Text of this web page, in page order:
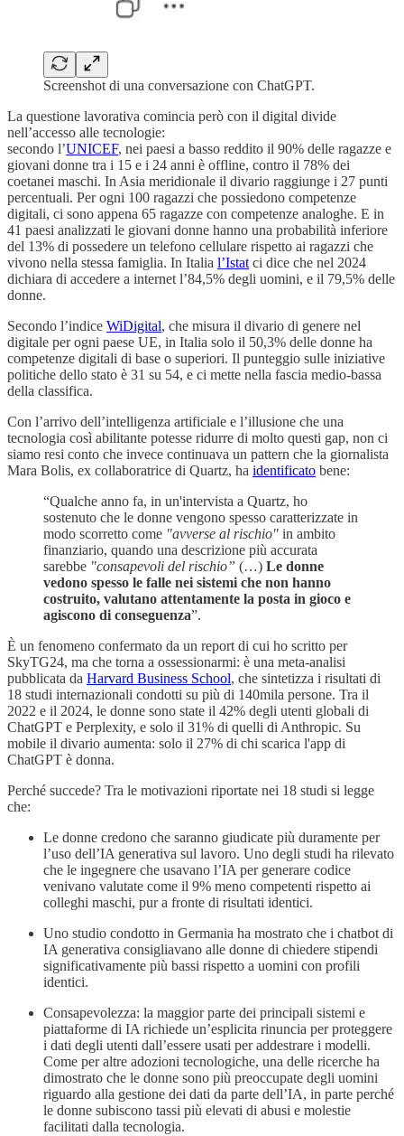
Screenshot di una conversazione con ChatGPT.
La questione lavorativa comincia però con il digital divide
nell’accesso alle tecnologie:
secondo l’UNICEF, nei paesi a basso reddito il 90% delle ragazze e
giovani donne tra i 15 e i 24 anni è offline, contro il 78% dei
coetanei maschi. In Asia meridionale il divario raggiunge i 27 punti
percentuali. Per ogni 100 ragazzi che possiedono competenze
digitali, ci sono appena 65 ragazze con competenze analoghe. E in
41 paesi analizzati le giovani donne hanno una probabilità inferiore
del 13% di possedere un telefono cellulare rispetto ai ragazzi che
vivono nella stessa famiglia. In Italia l’Istat ci dice che nel 2024
dichiara di accedere a internet l’84,5% degli uomini, e il 79,5% delle
donne.
Secondo l’indice WiDigital, che misura il divario di genere nel
digitale per ogni paese UE, in Italia solo il 50,3% delle donne ha
competenze digitali di base o superiori. Il punteggio sulle iniziative
politiche dello stato è 31 su 54, e ci mette nella fascia medio-bassa
della classifica.
Con l’arrivo dell’intelligenza artificiale e l’illusione che una
tecnologia così abilitante potesse ridurre di molto questi gap, non ci
siamo resi conto che invece continuava un pattern che la giornalista
Mara Bolis, ex collaboratrice di Quartz, ha identificato bene:
“Qualche anno fa, in un'intervista a Quartz, ho
sostenuto che le donne vengono spesso caratterizzate in
modo scorretto come "avverse al rischio" in ambito
finanziario, quando una descrizione più accurata
sarebbe "consapevoli del rischio” (…) Le donne
vedono spesso le falle nei sistemi che non hanno
costruito, valutano attentamente la posta in gioco e
agiscono di conseguenza”.
È un fenomeno confermato da un report di cui ho scritto per
SkyTG24, ma che torna a ossessionarmi: è una meta-analisi
pubblicata da Harvard Business School, che sintetizza i risultati di
18 studi internazionali condotti su più di 140mila persone. Tra il
2022 e il 2024, le donne sono state il 42% degli utenti globali di
ChatGPT e Perplexity, e solo il 31% di quelli di Anthropic. Su
mobile il divario aumenta: solo il 27% di chi scarica l'app di
ChatGPT è donna.
Perché succede? Tra le motivazioni riportate nei 18 studi si legge
che:
Le donne credono che saranno giudicate più duramente per
l’uso dell’IA generativa sul lavoro. Uno degli studi ha rilevato
che le ingegnere che usavano l’IA per generare codice
venivano valutate come il 9% meno competenti rispetto ai
colleghi maschi, pur a fronte di risultati identici.
Uno studio condotto in Germania ha mostrato che i chatbot di
IA generativa consigliavano alle donne di chiedere stipendi
significativamente più bassi rispetto a uomini con profili
identici.
Consapevolezza: la maggior parte dei principali sistemi e
piattaforme di IA richiede un’esplicita rinuncia per proteggere
i dati degli utenti dall’essere usati per addestrare i modelli.
Come per altre adozioni tecnologiche, una delle ricerche ha
dimostrato che le donne sono più preoccupate degli uomini
riguardo alla gestione dei dati da parte dell’IA, in parte perché
le donne subiscono tassi più elevati di abusi e molestie
facilitati dalla tecnologia.